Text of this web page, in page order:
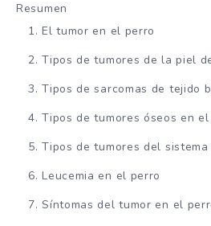
Resumen
El tumor en el perro
Tipos de tumores de la piel
Tipos de sarcomas de tejido
Tipos de tumores óseos en
Tipos de tumores del
Leucemia en el perro
Síntomas del tumor en el